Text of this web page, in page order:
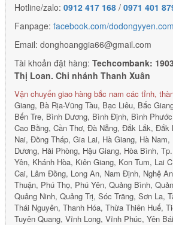
Hotline/zalo: 0912 417 168 / 0971 401
Fanpage: facebook.com/
Email: donghoanggia66@gmail.com
Tài khoản đặt hàng: Techcombank:
Thị Loan. Chi nhánh Thanh Xuân
Vận chuyển giao hàng bắc nam các tỉnh,
Giang, Bà Rịa-Vũng Tàu, Bạc Liêu, Bắc
Bến Tre, Bình Dương, Bình Định, Bình
Cao Bằng, Cần Thơ, Đà Nẵng, Đắk Lắk,
Nai, Đồng Tháp, Gia Lai, Hà Giang, Hà
Dương, Hải Phòng, Hậu Giang, Hòa Bình,
Yên, Khánh Hòa, Kiên Giang, Kon Tum, Lai
Cai, Lâm Đồng, Long An, Nam Định, Nghệ
Thuận, Phú Thọ, Phú Yên, Quảng Bình,
Quảng Ninh, Quảng Trị, Sóc Trăng, Sơn La,
Thái Nguyên, Thanh Hóa, Thừa Thiên Huế,
Tuyên Quang, Vĩnh Long, Vĩnh Phúc, Yên